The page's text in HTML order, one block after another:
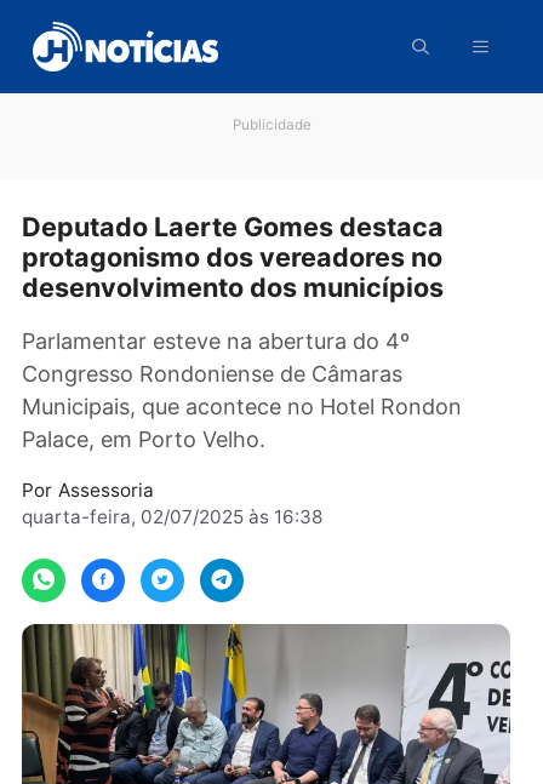
para
conteúdo
Deputado Laerte Gomes destaca
protagonismo dos vereadores no
Parlamentar esteve na abertura do 4º
Congresso Rondoniense de Câmaras
Municipais, que acontece no Hotel Rondon
Palace, em Porto Velho.
quarta-feira, 02/07/2025 às 16:38